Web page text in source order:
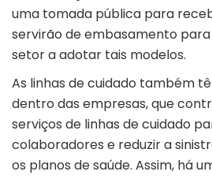
uma tomada pública para
servirão de embasamento
setor a adotar tais modelos.
As linhas de cuidado também
dentro das empresas, que
serviços de linhas de cuidado
colaboradores e reduzir a
os planos de saúde. Assim, há